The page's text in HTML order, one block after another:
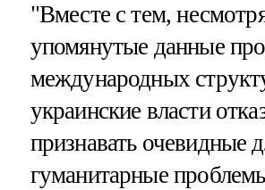
"Вместе с тем,
упомянутые данные
международных
украинские власти
признавать очевидные
гуманитарные